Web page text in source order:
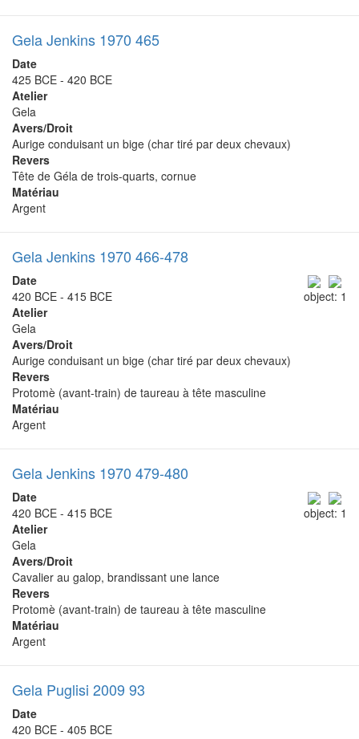
Gela Jenkins 1970 465
Date
425 BCE - 420 BCE
Atelier
Gela
Avers/Droit
Aurige conduisant un bige (char tiré par deux chevaux)
Revers
Tête de Géla de trois-quarts, cornue
Matériau
Argent
Gela Jenkins 1970 466-478
object: 1
Date
420 BCE - 415 BCE
Atelier
Gela
Avers/Droit
Aurige conduisant un bige (char tiré par deux chevaux)
Revers
Protomè (avant-train) de taureau à tête masculine
Matériau
Argent
Gela Jenkins 1970 479-480
object: 1
Date
420 BCE - 415 BCE
Atelier
Gela
Avers/Droit
Cavalier au galop, brandissant une lance
Revers
Protomè (avant-train) de taureau à tête masculine
Matériau
Argent
Gela Puglisi 2009 93
Date
420 BCE - 405 BCE